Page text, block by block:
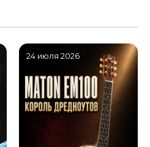
24 июля 2026